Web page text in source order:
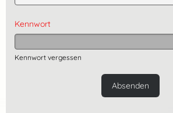
Kennwort
Kennwort vergessen